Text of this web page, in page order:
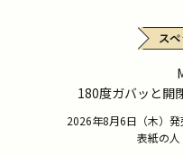
180度ガバッと開
2026年8月6日（木）
表紙の